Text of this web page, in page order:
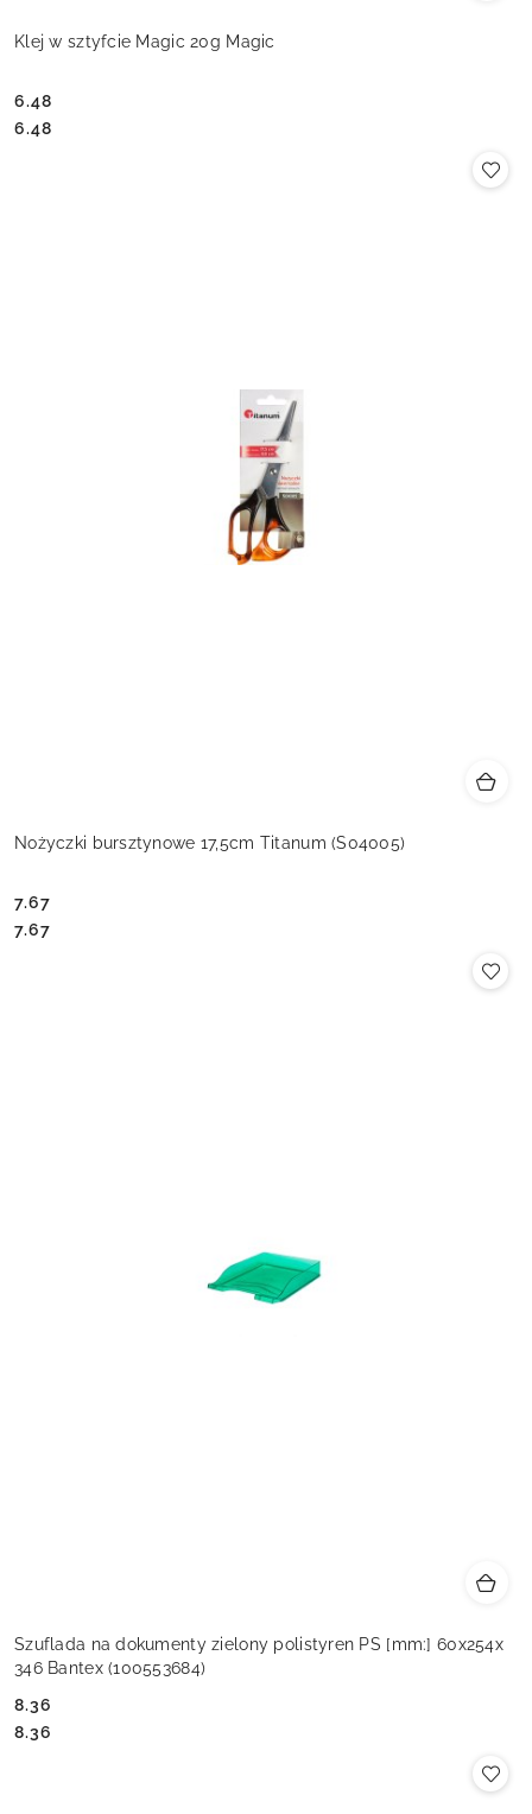
Klej w sztyfcie Magic 20g Magic
Cena:
6.48
Cena:
6.48
Nożyczki bursztynowe 17,5cm Titanum (S04005)
Cena:
7.67
Cena:
7.67
Szuflada na dokumenty zielony polistyren PS [mm:] 60x254x
346 Bantex (100553684)
Cena:
8.36
Cena:
8.36